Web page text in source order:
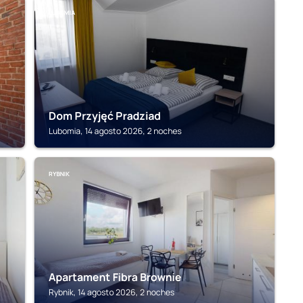
LUBOMIA
Dom Przyjęć Pradziad
Lubomia, 14 agosto 2026, 2 noches
RYBNIK
Apartament Fibra Brownie
Rybnik, 14 agosto 2026, 2 noches